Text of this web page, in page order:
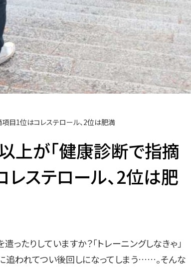
項目1位はコレステロール、2位は肥満
上が「健康診断で指摘
レステロール、2位は肥
ったりしていますか？「トレーニングしなきゃ」
追われてつい後回しになってしまう……。そんな